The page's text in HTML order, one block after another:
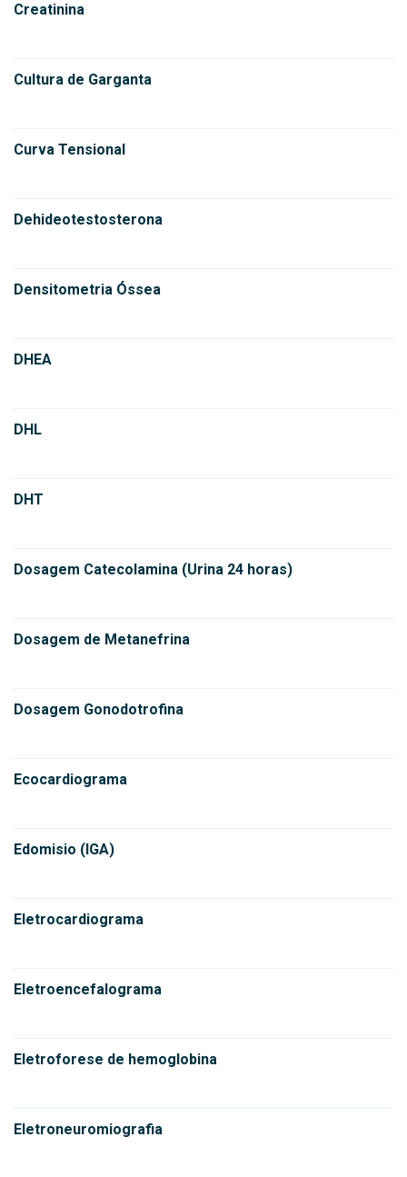
Creatinina
Cultura de Garganta
Curva Tensional
Dehideotestosterona
Densitometria Óssea
DHEA
DHL
DHT
Dosagem Catecolamina (Urina 24 horas)
Dosagem de Metanefrina
Dosagem Gonodotrofina
Ecocardiograma
Edomisio (IGA)
Eletrocardiograma
Eletroencefalograma
Eletroforese de hemoglobina
Eletroneuromiografia